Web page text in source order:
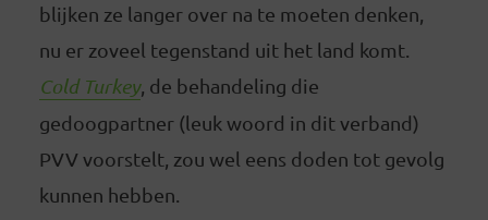
blijken ze langer over na te moeten denken,
nu er zoveel tegenstand uit het land komt.
Cold Turkey, de behandeling die
gedoogpartner (leuk woord in dit verband)
PVV voorstelt, zou wel eens doden tot gevolg
kunnen hebben.